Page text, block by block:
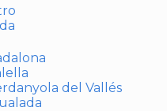
del Vallés